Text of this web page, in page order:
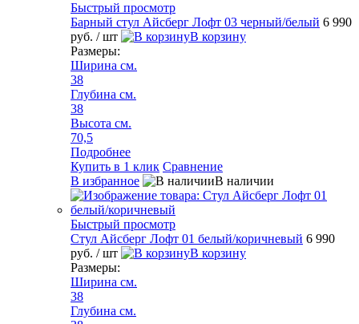
Быстрый просмотр
Барный стул Айсберг Лофт 03 черный/белый 6 990
руб. / шт
В корзину
Размеры:
Ширина см.
38
Глубина см.
38
Высота см.
70,5
Подробнее
Купить в 1 клик Сравнение
В избранное
В наличии
Быстрый просмотр
Стул Айсберг Лофт 01 белый/коричневый 6 990
руб. / шт
В корзину
Размеры:
Ширина см.
38
Глубина см.